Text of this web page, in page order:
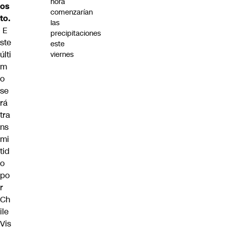
os
to.
E
ste
últi
m
o
se
rá
tra
ns
mi
tid
o
po
r
Ch
ile
Vis
comenzarían
las
precipitaciones
este
viernes